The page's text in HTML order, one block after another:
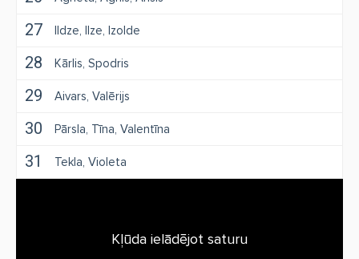
27 Ildze Ilze Izolde
28 Kārlis Spodris
29 Aivars Valērijs
30 Pārsla Tīna Valentīna
31 Tekla Violeta
Kļūda ielādējot saturu